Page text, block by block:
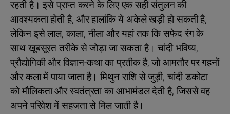
रहती है। इसे प्राप्त करने के लिए एक सही संतुलन की
आवश्यकता होती है, और हालांकि ये अकेले खड़ी हो सकती है,
लेकिन इसे लाल, काला, नीला और यहां तक कि सफेद रंग के
साथ खूबसूरत तरीके से जोड़ा जा सकता है। चांदी भविष्य,
प्रौद्योगिकी और विज्ञान-कथा का प्रतीक है, जो आमतौर पर गहनों
और कला में पाया जाता है। मिथुन राशि से जुड़ी, चांदी डकोटा
को मौलिकता और स्वतंत्रता का आभामंडल देती है, जिससे वह
अपने परिवेश में सहजता से मिल जाती है।